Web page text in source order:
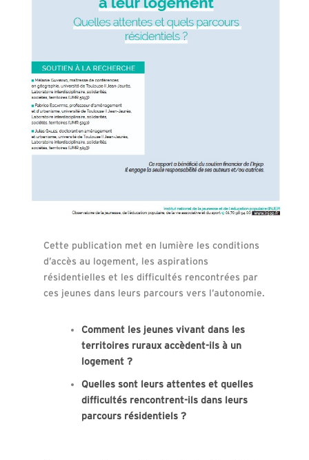
Cette publication met en lumière les conditions
d’accès au logement, les aspirations
résidentielles et les difficultés rencontrées par
ces jeunes dans leurs parcours vers l’autonomie.
Comment les jeunes vivant dans les
territoires ruraux accèdent-ils à un
logement ?
Quelles sont leurs attentes et quelles
difficultés rencontrent-ils dans leurs
parcours résidentiels ?